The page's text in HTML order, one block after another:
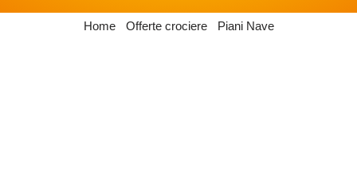
Home Offerte crociere Piani Nave